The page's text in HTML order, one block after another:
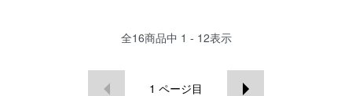
全16商品中 1 - 12表示
1 ページ目